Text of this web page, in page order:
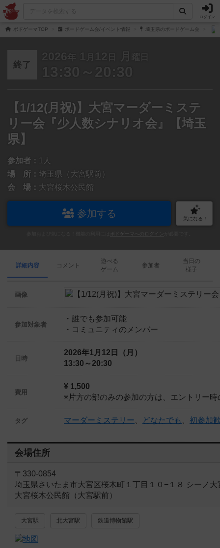
ログイン
ボドゲーマTOP ボードゲーム会/イベント情報 埼玉県のボードゲーム会
終了
2026 年 1 月 12 日 月 曜日
13:30～20:30
【1/12(月祝)】大宮マーダーミステ
リー会『少人数シナリオ会』【埼玉
県】
参加者： 1人
場 所： 埼玉県（大宮駅前）
会 場： 大宮桜木公民館
参加する 気になる！
ボドゲーマへのログイン
詳細内容 コメント
遊べる
ゲーム
参加者
当日の
様子
画像
参加対象者
・誰でも参加可能
・コミュニティのメンバー
日時
2026年1月12日（月）
13:30～20:30
費用
¥ 1,500
※片方の部のみの参加の方は、エントリー
タグ マーダーミステリー どなたでも 初参加
会場住所
〒330-0854
埼玉県さいたま市大宮区桜木町１丁目１０−１８ シーノ
大宮桜木公民館（大宮駅前）
大宮駅 北大宮駅 鉄道博物館駅